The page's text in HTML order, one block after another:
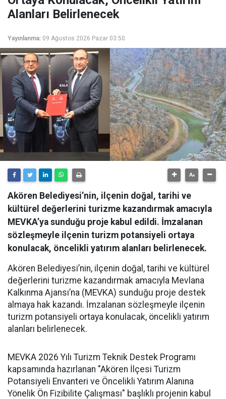
Alanları Belirlenecek
Yayınlanma: 09 Ağustos 2026 Pazar 03:50
Akören Belediyesi’nin, ilçenin doğal, tarihi ve
kültürel değerlerini turizme kazandırmak amacıyla
MEVKA’ya sunduğu proje kabul edildi. İmzalanan
sözleşmeyle ilçenin turizm potansiyeli ortaya
konulacak, öncelikli yatırım alanları belirlenecek.
Akören Belediyesi’nin, ilçenin doğal, tarihi ve kültürel
değerlerini turizme kazandırmak amacıyla Mevlana
Kalkınma Ajansı’na (MEVKA) sunduğu proje destek
almaya hak kazandı. İmzalanan sözleşmeyle ilçenin
turizm potansiyeli ortaya konulacak, öncelikli yatırım
alanları belirlenecek.
MEVKA 2026 Yılı Turizm Teknik Destek Programı
kapsamında hazırlanan "Akören İlçesi Turizm
Potansiyeli Envanteri ve Öncelikli Yatırım Alanına
Yönelik Ön Fizibilite Çalışması" başlıklı projenin kabul